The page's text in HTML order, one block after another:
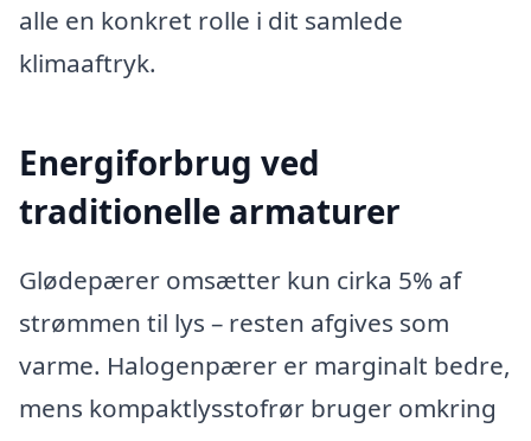
alle en konkret rolle i dit samlede
klimaaftryk.
Energiforbrug ved
traditionelle armaturer
Glødepærer omsætter kun cirka 5% af
strømmen til lys – resten afgives som
varme. Halogenpærer er marginalt bedre,
mens kompaktlysstofrør bruger omkring